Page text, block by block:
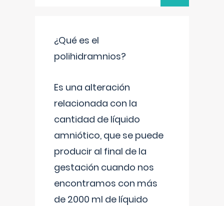
¿Qué es el
polihidramnios?
Es una alteración
relacionada con la
cantidad de líquido
amniótico, que se puede
producir al final de la
gestación cuando nos
encontramos con más
de 2000 ml de líquido